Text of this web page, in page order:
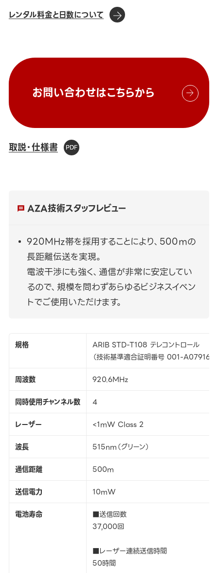
レンタル料金と日数について
お問い合わせはこちらから
取説・仕様書
AZA技術スタッフレビュー
920MHz帯を採用することにより、500ｍの
長距離伝送を実現。
電波干渉にも強く、通信が非常に安定してい
るので、規模を問わずあらゆるビジネスイベン
トでご使用いただけます。
規格
ARIB STD-T108 テレコントロール
（技術基準適合証明番号 001-A07916）
周波数
920.6MHz
同時使用チャンネル数
4
レーザー
<1mW Class 2
波長
515nm（グリーン）
通信距離
500m
送信電力
10mW
電池寿命
■送信回数
37,000回
■レーザー連続送信時間
50時間